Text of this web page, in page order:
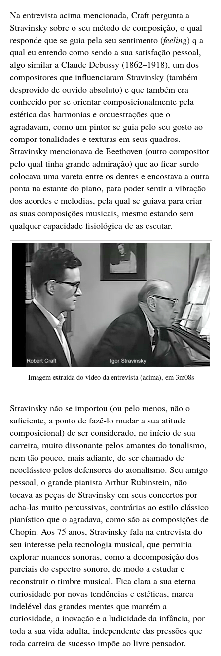
Na entrevista acima mencionada, Craft pergunta a
Stravinsky sobre o seu método de composição, o qual
responde que se guia pela seu sentimento (feeling) q a
qual eu entendo como sendo a sua satisfação pessoal,
algo similar a Claude Debussy (1862–1918), um dos
compositores que influenciaram Stravinsky (também
desprovido de ouvido absoluto) e que também era
conhecido por se orientar composicionalmente pela
estética das harmonias e orquestrações que o
agradavam, como um pintor se guia pelo seu gosto ao
compor tonalidades e texturas em seus quadros.
Stravinsky mencionava de Beethoven (outro compositor
pelo qual tinha grande admiração) que ao ficar surdo
colocava uma vareta entre os dentes e encostava a outra
ponta na estante do piano, para poder sentir a vibração
dos acordes e melodias, pela qual se guiava para criar
as suas composições musicais, mesmo estando sem
qualquer capacidade fisiológica de as escutar.
Imagem extraída do video da entrevista (acima), em 3m08s
Stravinsky não se importou (ou pelo menos, não o
suficiente, a ponto de fazê-lo mudar a sua atitude
composicional) de ser considerado, no início de sua
carreira, muito dissonante pelos amantes do tonalismo,
nem tão pouco, mais adiante, de ser chamado de
neoclássico pelos defensores do atonalismo. Seu amigo
pessoal, o grande pianista Arthur Rubinstein, não
tocava as peças de Stravinsky em seus concertos por
acha-las muito percussivas, contrárias ao estilo clássico
pianístico que o agradava, como são as composições de
Chopin. Aos 75 anos, Stravinsky fala na entrevista do
seu interesse pela tecnologia musical, que permitia
explorar nuances sonoras, como a decomposição dos
parciais do espectro sonoro, de modo a estudar e
reconstruir o timbre musical. Fica clara a sua eterna
curiosidade por novas tendências e estéticas, marca
indelével das grandes mentes que mantém a
curiosidade, a inovação e a ludicidade da infância, por
toda a sua vida adulta, independente das pressões que
toda carreira de sucesso impõe ao livre pensador.